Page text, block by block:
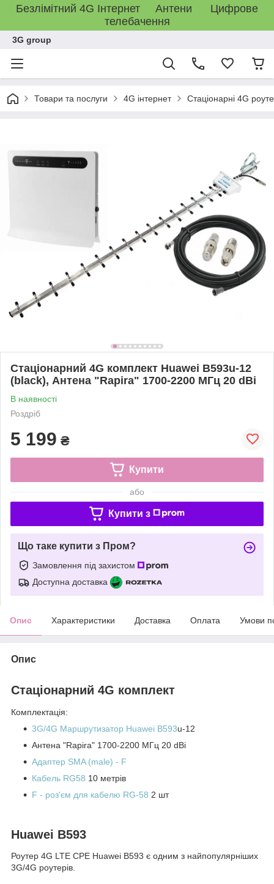
Безлімітний 4G Інтернет Антени Цифрове
телебачення
3G group
Товари та послуги 4G інтернет Стаціонарні 4G
Стаціонарний 4G комплект Huawei B593u-12
(black), Антена "Rapira" 1700-2200 МГц 20 dBi
В наявності
Роздріб
5 199 ₴
Купити
або
Купити з
Що таке купити з Пром?
Замовлення під захистом
Доступна доставка
Опис Характеристики Доставка Оплата Умови
Опис
Стаціонарний 4G комплект
Комплектація:
3G/4G Маршрутизатор Huawei B593u-12
Антена "Rapira" 1700-2200 МГц 20 dBi
Адаптер SMA (male) - F
Кабель RG58 10 метрів
F - роз'єм для кабелю RG-58 2 шт
Huawei B593
Роутер 4G LTE CPE Huawei B593 є одним з найпопулярніших
3G/4G роутерів.